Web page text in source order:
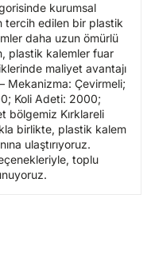
kurumsal
tercih edilen bir plastik
daha uzun ömürlü
plastik kalemler fuar
maliyet avantajı
Mekanizma: Çevirmeli;
Koli Adeti: 2000;
bölgemiz Kırklareli
birlikte, plastik kalem
ulaştırıyoruz.
toplu